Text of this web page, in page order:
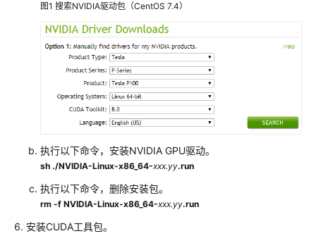
安
装
NVIDIA
GPU
驱
CUDA
具
包
p2
务
图1 搜索NVIDIA驱动包（CentOS 7.4）
执行以下命令，安装NVIDIA GPU驱动。
sh ./NVIDIA-Linux-x86_64-xxx.yy.run
执行以下命令，删除安装包。
rm -f NVIDIA-Linux-x86_64-xxx.yy.run
安装CUDA工具包。